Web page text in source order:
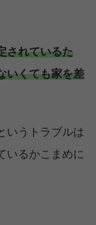
されているた
いくても家を差
いうトラブルは
いるかこまめに